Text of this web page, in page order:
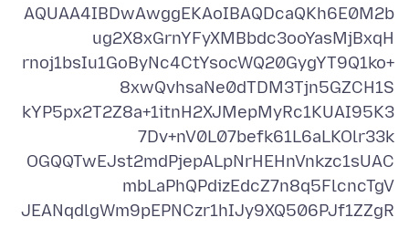
AQUAA4IBDwAwggEKAoIBAQDcaQKh6E0M2b
rnoj1bsIu1GoByNc4CtYsocWQ20GygYT9Q1ko+
kYP5px2T2Z8a+1itnH2XJMepMyRc1KUAI95K3
OGQQTwEJst2mdPjepALpNrHEHnVnkzc1sUAC
JEANqdlgWm9pEPNCzr1hIJy9XQ506PJf1ZZgR